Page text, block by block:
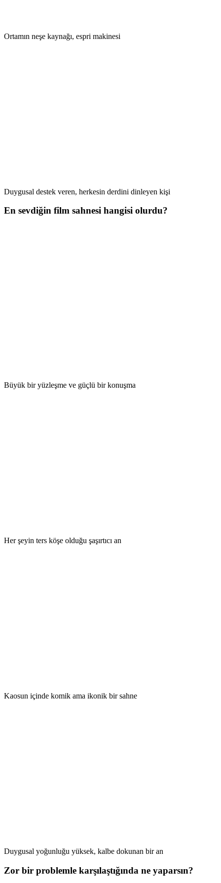
Ortamın neşe kaynağı, espri makinesi
Duygusal destek veren, herkesin derdini dinleyen kişi
En sevdiğin film sahnesi hangisi olurdu?
Büyük bir yüzleşme ve güçlü bir konuşma
Her şeyin ters köşe olduğu şaşırtıcı an
Kaosun içinde komik ama ikonik bir sahne
Duygusal yoğunluğu yüksek, kalbe dokunan bir an
Zor bir problemle karşılaştığında ne yaparsın?